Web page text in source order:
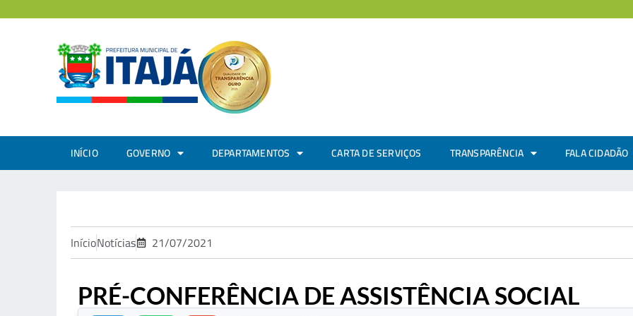
INÍCIO GOVERNO DEPARTAMENTOS CARTA DE SERVIÇOS TRANSPARÊNCIA FALA CIDADÃO
InícioNotícias 21/07/2021
PRÉ-CONFERÊNCIA DE ASSISTÊNCIA SOCIAL